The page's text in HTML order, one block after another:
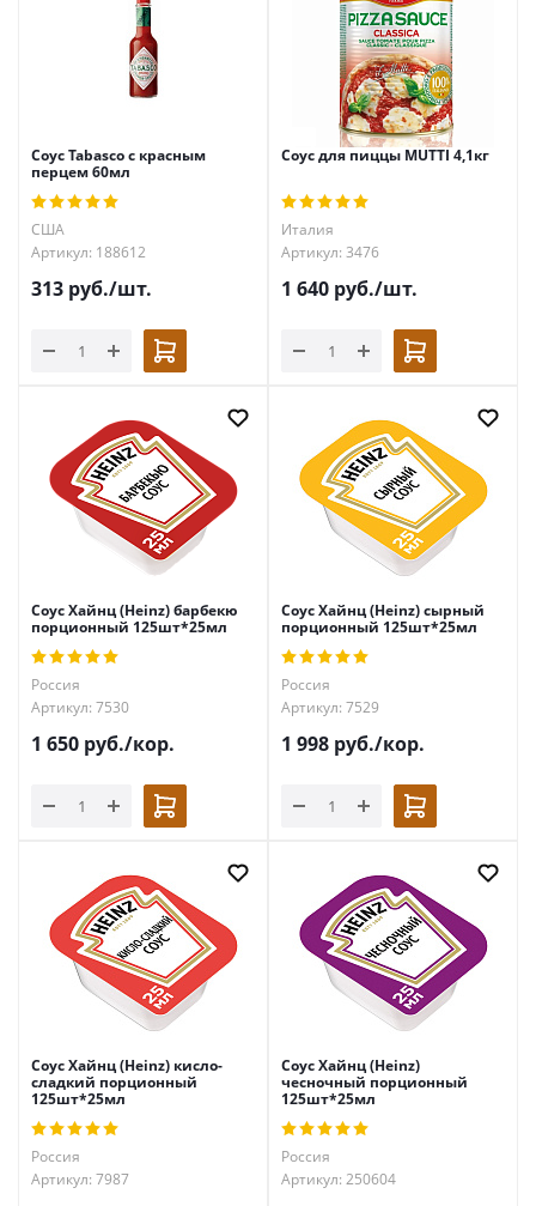
Соус Tabasco с красным
перцем 60мл
США
Артикул: 188612
313 руб./шт.
Соус для пиццы MUTTI 4,1кг
Италия
Артикул: 3476
1 640 руб./шт.
Соус Хайнц (Heinz) барбекю
порционный 125шт*25мл
Россия
Артикул: 7530
1 650 руб./кор.
Соус Хайнц (Heinz) сырный
порционный 125шт*25мл
Россия
Артикул: 7529
1 998 руб./кор.
Соус Хайнц (Heinz) кисло-
сладкий порционный
125шт*25мл
Россия
Артикул: 7987
Соус Хайнц (Heinz)
чесночный порционный
125шт*25мл
Россия
Артикул: 250604